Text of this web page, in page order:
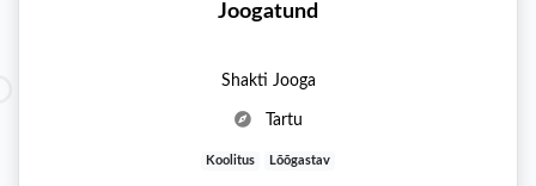
Joogatund
Shakti Jooga
Tartu
Koolitus Lõõgastav